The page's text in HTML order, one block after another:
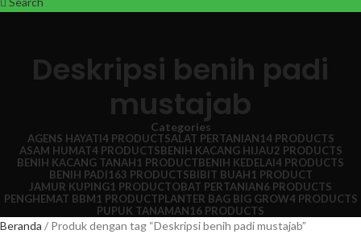
Deskripsi benih padi
mustajab
Categories
AGENS HAYATI4 PRODUCTSALAT PERTANIAN14 PRODUCTS
ASAM HUMAT4 PRODUCTSBENIH KACANG HIJAU2 PRODUCTS
BENIH KACANG TANAH1 PRODUCTBENIH KEDELAI4 PRODUCTS
BENIH PADI163 PRODUCTSBIBIT BUAH1 PRODUCT
JAMUR KUPING1 PRODUCTOBAT PERTANIAN6 PRODUCTS
PENGHEMAT BBM1 PRODUCTPLANTER BAG BIG GROW4 PRODUCTS
PUPUK TANAMAN16 PRODUCTS
Beranda
Produk dengan tag “Deskripsi benih padi mustajab”